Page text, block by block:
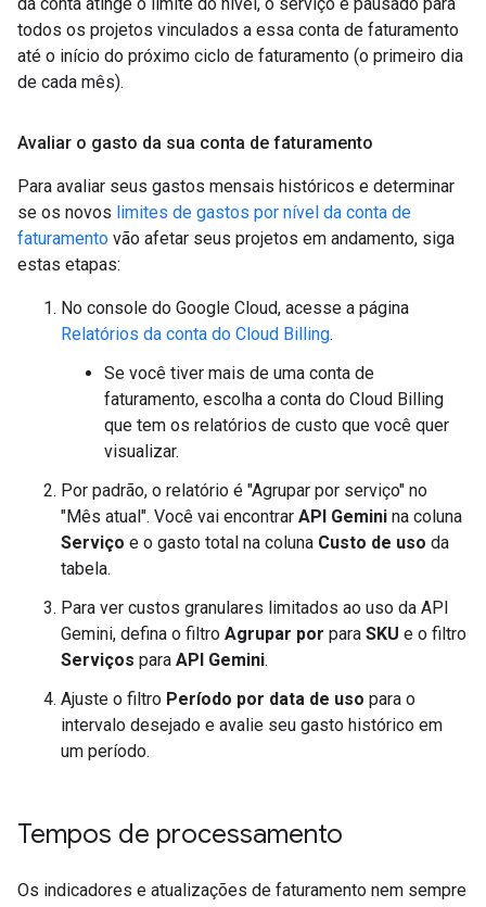
todos os projetos vinculados a essa conta de faturamento
até o início do próximo ciclo de faturamento (o primeiro dia
de cada mês).
Avaliar o gasto da sua conta de faturamento
Para avaliar seus gastos mensais históricos e determinar
se os novos limites de gastos por nível da conta de
faturamento vão afetar seus projetos em andamento, siga
estas etapas:
No console do Google Cloud, acesse a página
Relatórios da conta do Cloud Billing.
Se você tiver mais de uma conta de
faturamento, escolha a conta do Cloud Billing
que tem os relatórios de custo que você quer
visualizar.
Por padrão, o relatório é "Agrupar por serviço" no
"Mês atual". Você vai encontrar API Gemini na coluna
Serviço e o gasto total na coluna Custo de uso da
tabela.
Para ver custos granulares limitados ao uso da API
Gemini, defina o filtro Agrupar por para SKU e o filtro
Serviços para API Gemini.
Ajuste o filtro Período por data de uso para o
intervalo desejado e avalie seu gasto histórico em
um período.
Tempos de processamento
Os indicadores e atualizações de faturamento nem sempre